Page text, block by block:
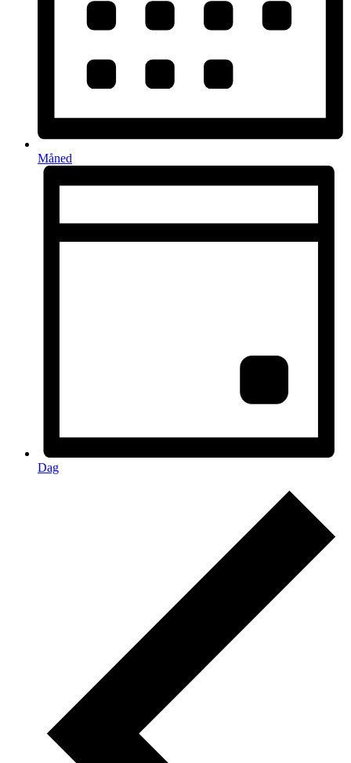
Måned
Dag